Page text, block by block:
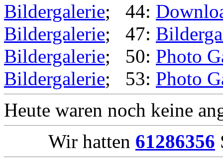
Bildergalerie; 44:
Bildergalerie; 47:
Bildergalerie; 50: Photo
Bildergalerie; 53: Photo
Heute waren noch keine
Wir hatten 61286356